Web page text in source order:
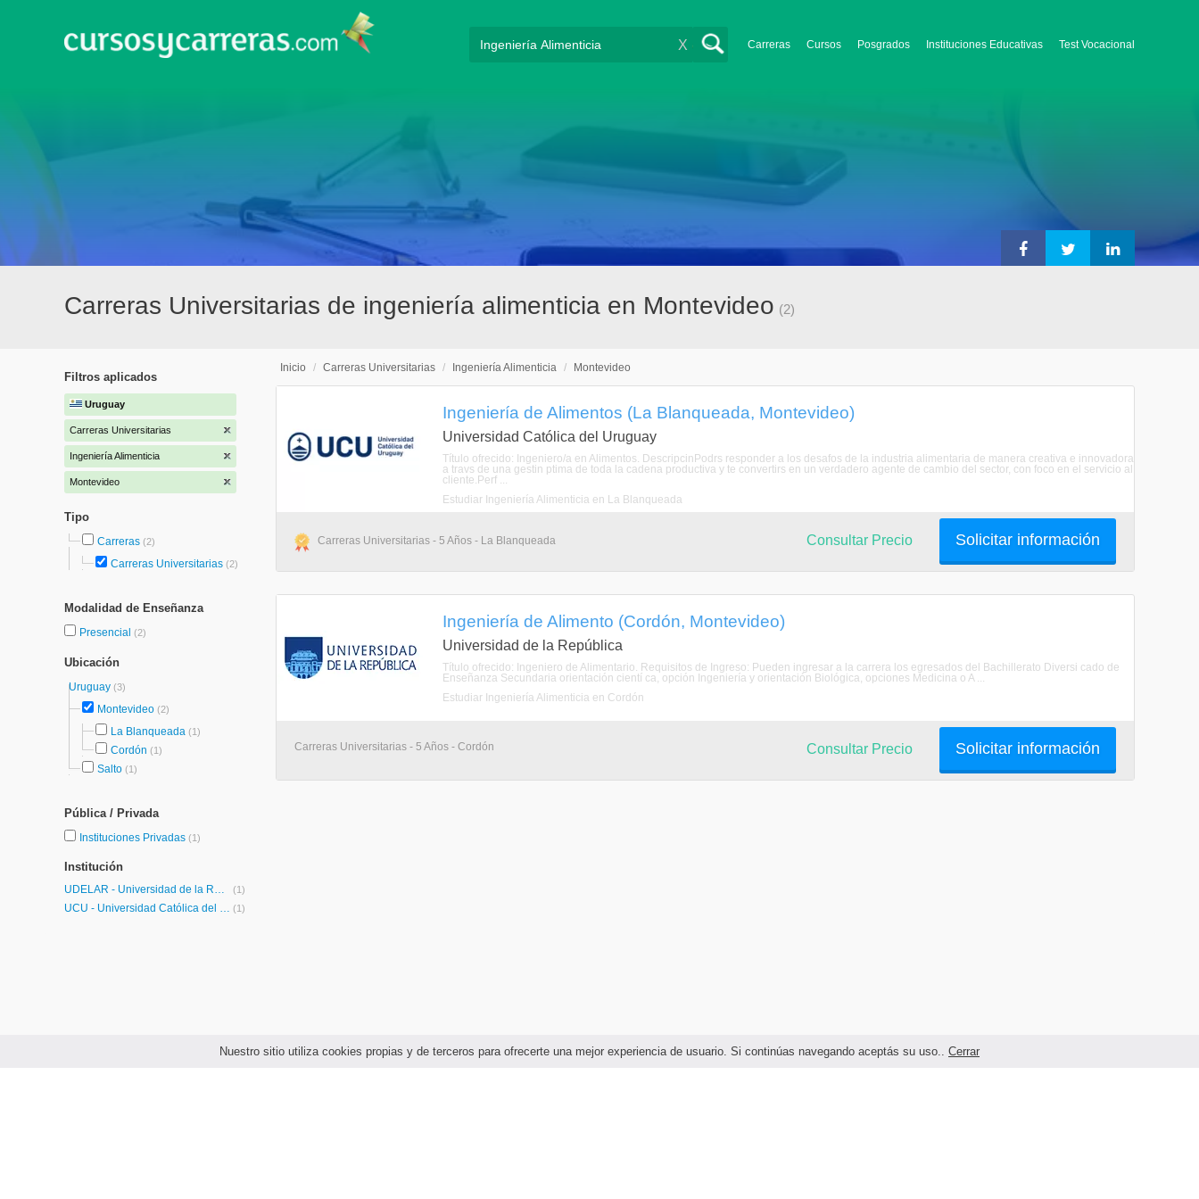
Nuestro sitio utiliza cookies propias y de terceros para ofrecerte una mejor experiencia de usuario. Si continúas navegando aceptás su uso.. Cerrar
Carreras Cursos Posgrados Instituciones Educativas Test Vocacional
X
Carreras Universitarias de ingeniería alimenticia en Montevideo (2)
Filtros aplicados
Uruguay
Carreras Universitarias
Ingeniería Alimenticia
Montevideo
Tipo
Carreras (2)
Carreras Universitarias (2)
Modalidad de Enseñanza
Presencial (2)
Ubicación
Uruguay (3)
Montevideo (2)
La Blanqueada (1)
Cordón (1)
Salto (1)
Pública / Privada
Instituciones Privadas (1)
Institución
UDELAR - Universidad de la República (1)
UCU - Universidad Católica del Uruguay (1)
Inicio / Carreras Universitarias / Ingeniería Alimenticia / Montevideo
Ingeniería de Alimentos (La Blanqueada, Montevideo)
Universidad Católica del Uruguay
Título ofrecido: Ingeniero/a en Alimentos. DescripcinPodrs responder a los desafos de la industria alimentaria de manera creativa e innovadora
a travs de una gestin ptima de toda la cadena productiva y te convertirs en un verdadero agente de cambio del sector, con foco en el servicio al
cliente.Perf ...
Estudiar Ingeniería Alimenticia en La Blanqueada
Carreras Universitarias - 5 Años - La Blanqueada Solicitar información
Consultar Precio
Ingeniería de Alimento (Cordón, Montevideo)
Universidad de la República
Título ofrecido: Ingeniero de Alimentario. Requisitos de Ingreso: Pueden ingresar a la carrera los egresados del Bachillerato Diversi cado de
Enseñanza Secundaria orientación cientí ca, opción Ingeniería y orientación Biológica, opciones Medicina o A ...
Estudiar Ingeniería Alimenticia en Cordón
Carreras Universitarias - 5 Años - Cordón Solicitar información
Consultar Precio